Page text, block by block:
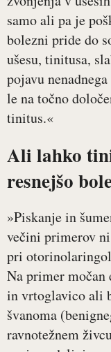
samo ali pa je
bolezni pride do
ušesu, tinitusa,
pojavu
le na točno
tinitus.«
Ali lahko
resnejšo
»Piskanje in
večini primerov
pri
Na primer
in vrtoglavico ali
švanoma
ravnotežnem